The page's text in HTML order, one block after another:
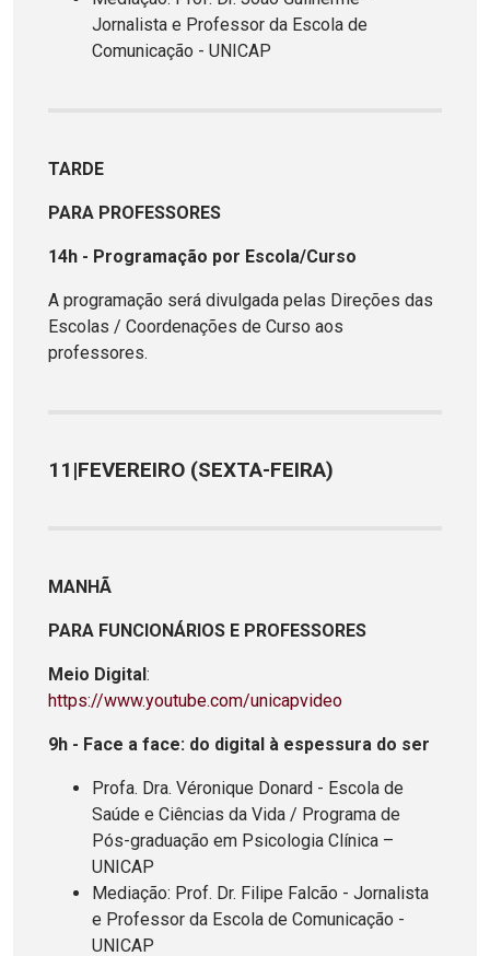
Jornalista e Professor da Escola de
Comunicação - UNICAP
TARDE
PARA PROFESSORES
14h - Programação por Escola/Curso
A programação será divulgada pelas Direções das
Escolas / Coordenações de Curso aos
professores.
11|FEVEREIRO (SEXTA-FEIRA)
MANHÃ
PARA FUNCIONÁRIOS E PROFESSORES
Meio Digital:
https://www.youtube.com/unicapvideo
9h - Face a face: do digital à espessura do ser
Profa. Dra. Véronique Donard - Escola de
Saúde e Ciências da Vida / Programa de
Pós-graduação em Psicologia Clínica –
UNICAP
Mediação: Prof. Dr. Filipe Falcão - Jornalista
e Professor da Escola de Comunicação -
UNICAP